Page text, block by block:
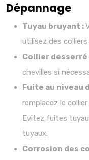
Dépannage
Tuyau bruyant :
utilisez des
Collier desserré
chevilles si
Fuite au niveau
remplacez le
Evitez fuites
tuyaux.
Corrosion des